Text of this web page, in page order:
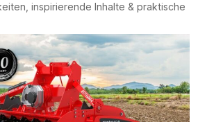
inspirierende Inhalte & praktische